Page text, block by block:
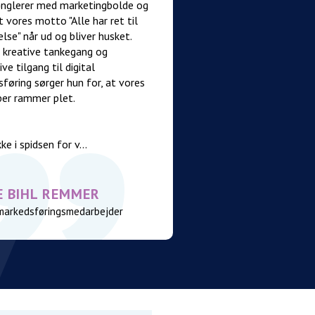
med marketingbolde og
vores motto "Alle har ret til
når ud og bliver husket.
kreative tankegang og
tilgang til digital
sørger hun for, at vores
rammer plet.
i spidsen for v...
BIHL REMMER